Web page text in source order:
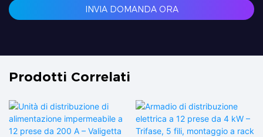
INVIA DOMANDA ORA
Prodotti Correlati